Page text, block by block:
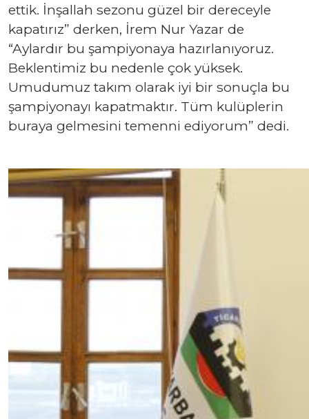
ettik. İnşallah sezonu güzel bir dereceyle
kapatırız” derken, İrem Nur Yazar de
“Aylardır bu şampiyonaya hazırlanıyoruz.
Beklentimiz bu nedenle çok yüksek.
Umudumuz takım olarak iyi bir sonuçla bu
şampiyonayı kapatmaktır. Tüm kulüplerin
buraya gelmesini temenni ediyorum” dedi.